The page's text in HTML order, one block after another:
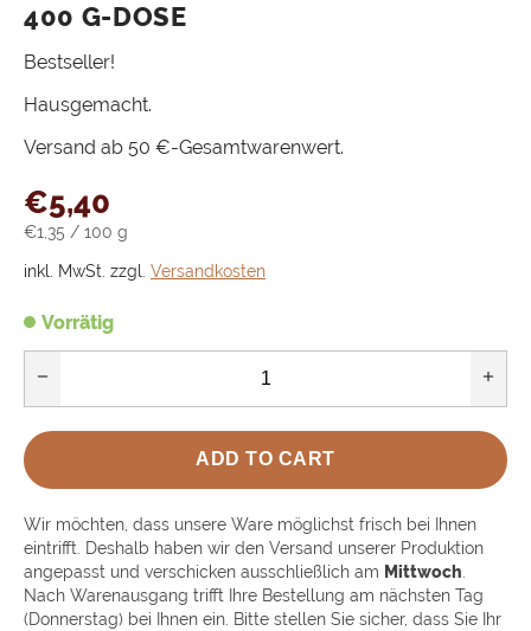
400 G-DOSE
Bestseller!
Hausgemacht.
Versand ab 50 €-Gesamtwarenwert.
€5,40
€1,35 / 100 g
inkl. MwSt. zzgl. Versandkosten
Vorrätig
add
remove
ADD TO CART
Wir möchten, dass unsere Ware möglichst frisch bei Ihnen
eintrifft. Deshalb haben wir den Versand unserer Produktion
angepasst und verschicken ausschließlich am Mittwoch.
Nach Warenausgang trifft Ihre Bestellung am nächsten Tag
(Donnerstag) bei Ihnen ein. Bitte stellen Sie sicher, dass Sie Ihr